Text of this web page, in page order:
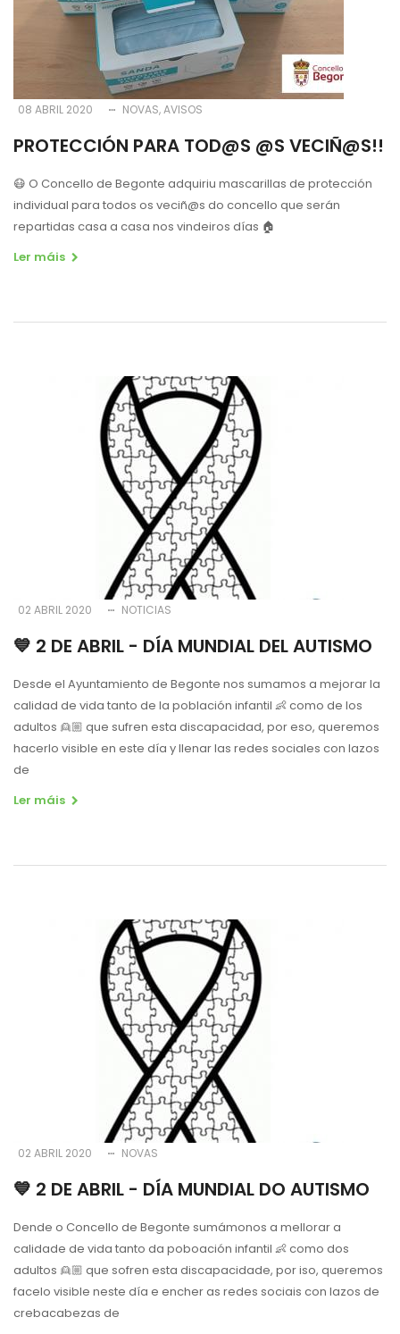
08 ABRIL 2020 NOVAS AVISOS
PROTECCIÓN PARA TOD@S @S VECIÑ@S!!
😷 O Concello de Begonte adquiriu mascarillas de protección
individual para todos os veciñ@s do concello que serán
repartidas casa a casa nos vindeiros días 🏠
Ler máis
02 ABRIL 2020 NOTICIAS
💙 2 DE ABRIL - DÍA MUNDIAL DEL AUTISMO
Desde el Ayuntamiento de Begonte nos sumamos a mejorar la
calidad de vida tanto de la población infantil 👶 como de los
adultos 👱🏼 que sufren esta discapacidad, por eso, queremos
hacerlo visible en este día y llenar las redes sociales con lazos
de
Ler máis
02 ABRIL 2020 NOVAS
💙 2 DE ABRIL - DÍA MUNDIAL DO AUTISMO
Dende o Concello de Begonte sumámonos a mellorar a
calidade de vida tanto da poboación infantil 👶 como dos
adultos 👱🏼 que sofren esta discapacidade, por iso, queremos
facelo visible neste día e encher as redes sociais con lazos de
crebacabezas de